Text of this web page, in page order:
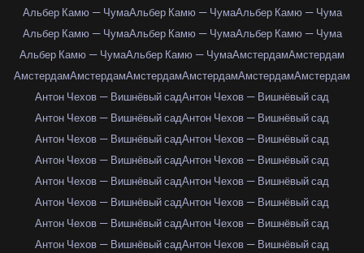
Альбер Камю — ЧумаАльбер Камю — ЧумаАльбер Камю — Чума
Альбер Камю — ЧумаАльбер Камю — ЧумаАльбер Камю — Чума
Альбер Камю — ЧумаАльбер Камю — ЧумаАмстердамАмстердам
АмстердамАмстердамАмстердамАмстердамАмстердамАмстердам
Антон Чехов — Вишнёвый садАнтон Чехов — Вишнёвый сад
Антон Чехов — Вишнёвый садАнтон Чехов — Вишнёвый сад
Антон Чехов — Вишнёвый садАнтон Чехов — Вишнёвый сад
Антон Чехов — Вишнёвый садАнтон Чехов — Вишнёвый сад
Антон Чехов — Вишнёвый садАнтон Чехов — Вишнёвый сад
Антон Чехов — Вишнёвый садАнтон Чехов — Вишнёвый сад
Антон Чехов — Вишнёвый садАнтон Чехов — Вишнёвый сад
Антон Чехов — Вишнёвый садАнтон Чехов — Вишнёвый сад